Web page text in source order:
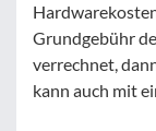
Grundgebühr
verrechnet,
kann auch mit